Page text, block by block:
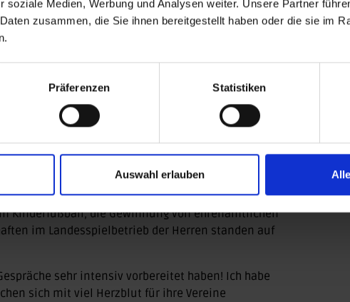
soziale Medien, Werbung und Analysen weiter. Unsere Partner
zusammen, die Sie ihnen bereitgestellt haben oder die sie im
Präferenzen Statistiken
Auswahl erlauben
herangetragen wurden, waren unter
Wesen und die Qualifizierung von
Kinderfußball, die Gewinnung von ehrenamtlichen
im Landesspielbetrieb der Herren standen auf
sehr intensiv vorbereitet haben! Ich habe
sich mit viel Herzblut für ihre Vereine